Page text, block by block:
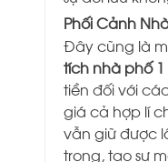
Phối Cảnh
Đây cũng là
tích nhà phố 1
tiền đối với
giá cả hợp lí
vẫn giữ được
trọng, tạo sự